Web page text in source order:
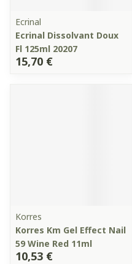
Ecrinal
Ecrinal Dissolvant Doux
Fl 125ml 20207
15,70 €
Korres
Korres Km Gel Effect Nail
59 Wine Red 11ml
10,53 €